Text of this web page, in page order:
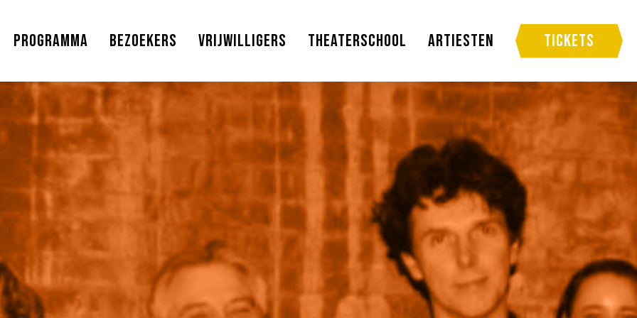
Programma Bezoekers Vrijwilligers Theaterschool Artiesten Tickets